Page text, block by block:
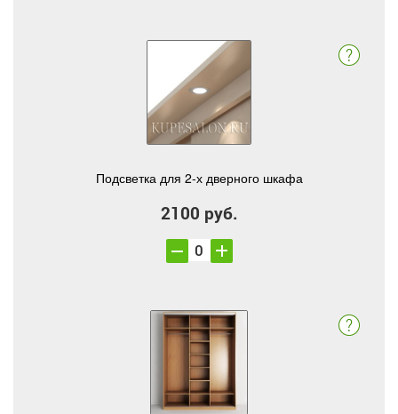
Подсветка для 2-х дверного шкафа
2100 руб.